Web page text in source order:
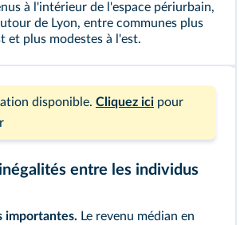
à l'intérieur de l'espace périurbain,
de Lyon, entre communes plus
et plus modestes à l'est.
disponible. Cliquez ici pour
entre les individus
importantes. Le revenu médian en